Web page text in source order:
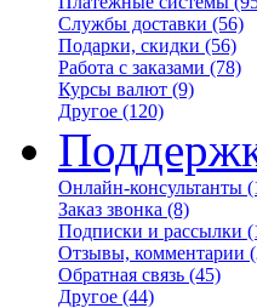
Службы доставки (56)
Подарки, скидки (56)
Работа с заказами (78)
Курсы валют (9)
Другое (120)
Онлайн-консультанты
Заказ звонка (8)
Подписки и рассылки
Отзывы, комментарии
Обратная связь (45)
Другое (44)